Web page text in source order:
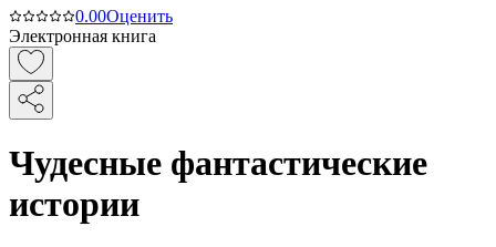
0.00Оценить
Электронная книга
Чудесные фантастические
истории